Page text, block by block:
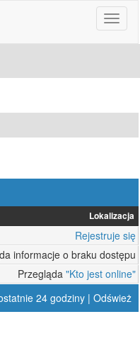
Lokalizacja
Rejestruje się
informacje o braku dostępu
Przegląda "Kto jest online"
24 godziny| Odśwież